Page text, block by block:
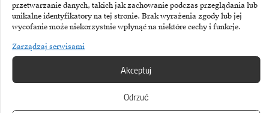
przetwarzanie danych, takich jak zachowanie podczas przeglądania lub
unikalne identyfikatory na tej stronie. Brak wyrażenia zgody lub jej
wycofanie może niekorzystnie wpłynąć na niektóre cechy i funkcje.
Zarządzaj serwisami
Akceptuj
Odrzuć
Ta partnerska współpraca jest
znaczącym strategicznym krokiem
ku osiąganiu ambitnego celu firmy
Bayer, jakim jest oparcie do 2030
roku w 100 procentach
na rozwiązaniach cyfrowych